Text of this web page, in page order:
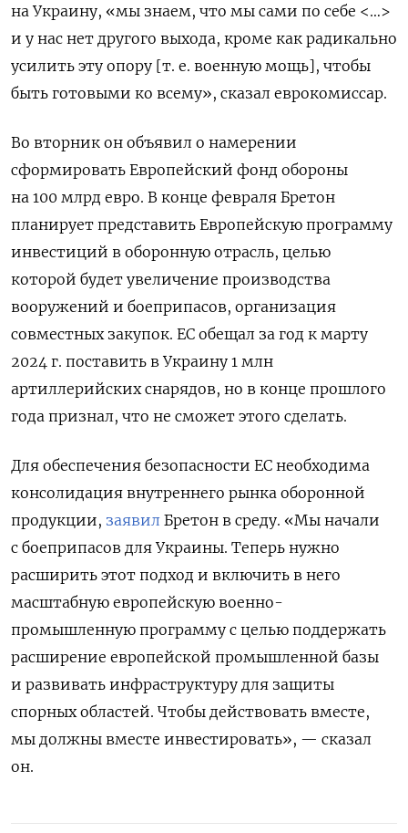
на Украину, «мы знаем, что мы сами по себе <…>
и у нас нет другого выхода, кроме как радикально
усилить эту опору [т. е. военную мощь], чтобы
быть готовыми ко всему», сказал еврокомиссар.
Во вторник он объявил о намерении
сформировать Европейский фонд обороны
на 100 млрд евро. В конце февраля Бретон
планирует представить Европейскую программу
инвестиций в оборонную отрасль, целью
которой будет увеличение производства
вооружений и боеприпасов, организация
совместных закупок. ЕС обещал за год к марту
2024 г. поставить в Украину 1 млн
артиллерийских снарядов, но в конце прошлого
года признал, что не сможет этого сделать.
Для обеспечения безопасности ЕС необходима
консолидация внутреннего рынка оборонной
продукции, заявил Бретон в среду. «Мы начали
с боеприпасов для Украины. Теперь нужно
расширить этот подход и включить в него
масштабную европейскую военно-
промышленную программу с целью поддержать
расширение европейской промышленной базы
и развивать инфраструктуру для защиты
спорных областей. Чтобы действовать вместе,
мы должны вместе инвестировать», — сказал
он.